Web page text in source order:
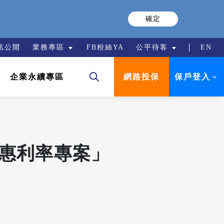
確定
企業永續專區 網路投保 保戶登入
公開 業務專區 FB粉絲YA 公平待客 EN
利率專案」